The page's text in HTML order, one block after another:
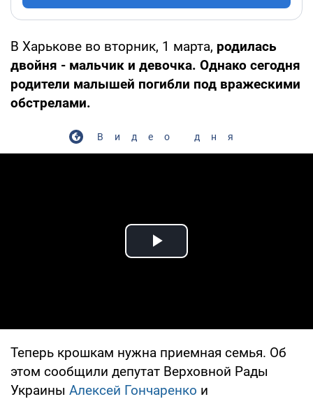
В Харькове во вторник, 1 марта, родилась
двойня - мальчик и девочка. Однако сегодня
родители малышей погибли под вражескими
обстрелами.
Видео дня
Play Video
Теперь крошкам нужна приемная семья. Об
этом сообщили депутат Верховной Рады
Украины Алексей Гончаренко и